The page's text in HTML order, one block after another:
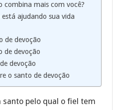
combina mais com você?
está ajudando sua vida
de devoção
de devoção
devoção
o santo de devoção
santo pelo qual o fiel tem